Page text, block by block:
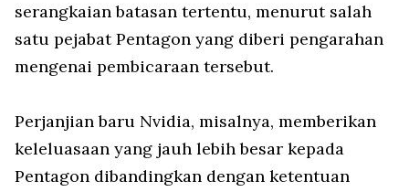
serangkaian batasan tertentu, menurut salah
satu pejabat Pentagon yang diberi pengarahan
mengenai pembicaraan tersebut.
Perjanjian baru Nvidia, misalnya, memberikan
keleluasaan yang jauh lebih besar kepada
Pentagon dibandingkan dengan ketentuan